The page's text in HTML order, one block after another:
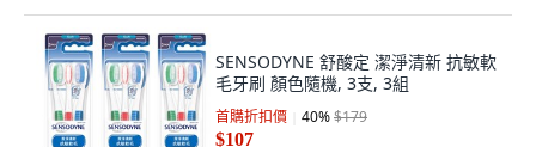
SENSODYNE 舒酸定 潔淨清新 抗敏軟
毛牙刷 顏色隨機, 3支, 3組
首購折扣價 40%$179
$107